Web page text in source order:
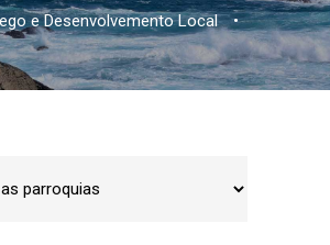
e Desenvolvemento Local •